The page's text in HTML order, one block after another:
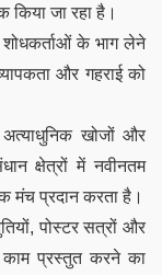
किया जा रहा है।
शोधकर्ताओं के भाग लेने
और गहराई को
खोजों और
क्षेत्रों में नवीनतम
मंच प्रदान करता है।
पोस्टर सत्रों और
काम प्रस्तुत करने का